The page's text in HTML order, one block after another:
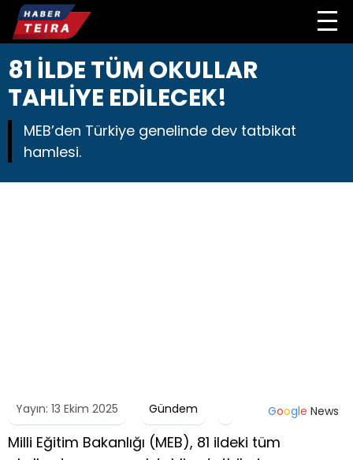
81 İLDE TÜM OKULLAR
TAHLİYE EDİLECEK!
MEB’den Türkiye genelinde dev tatbikat
hamlesi.
Yayın: 13 Ekim 2025 Gündem Google News
Milli Eğitim Bakanlığı (MEB), 81 ildeki tüm